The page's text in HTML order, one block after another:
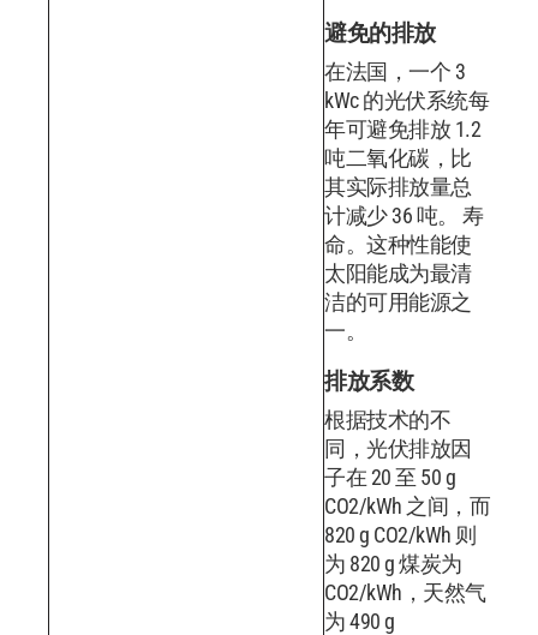
避免的排放
在法国，一个 3
kWc 的光伏系统每
年可避免排放 1.2
吨二氧化碳，比
其实际排放量总
计减少 36 吨。 寿
命。这种性能使
太阳能成为最清
洁的可用能源之
一。
排放系数
根据技术的不
同，光伏排放因
子在 20 至 50 g
CO2/kWh 之间，而
820 g CO2/kWh 则
为 820 g 煤炭为
CO2/kWh，天然气
为 490 g